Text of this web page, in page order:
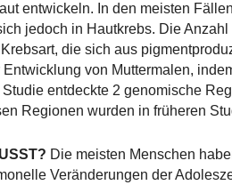
entwickeln. In den meisten
jedoch in Hautkrebs. Die
die sich aus
von Muttermalen,
entdeckte 2 genomische
Regionen wurden in früheren
Die meisten Menschen
Veränderungen der